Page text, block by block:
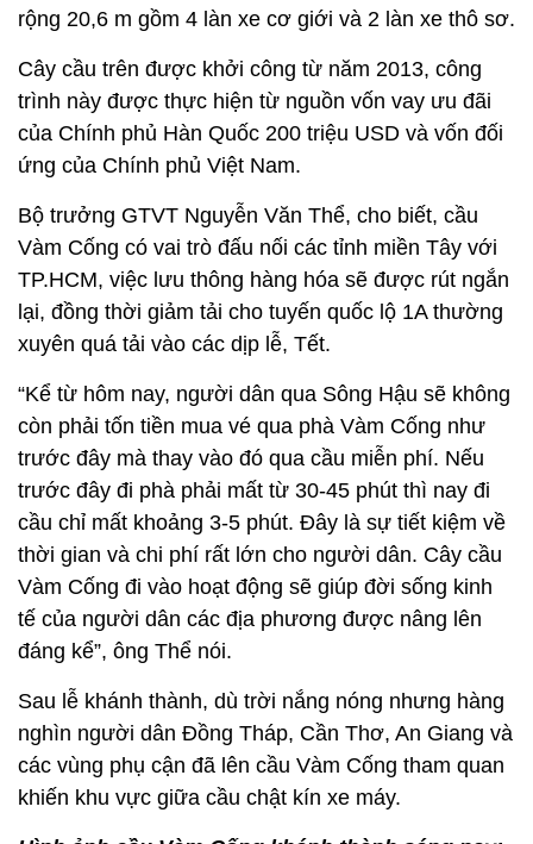
rộng 20,6 m gồm 4 làn xe cơ giới và 2 làn xe thô sơ.
Cây cầu trên được khởi công từ năm 2013, công
trình này được thực hiện từ nguồn vốn vay ưu đãi
của Chính phủ Hàn Quốc 200 triệu USD và vốn đối
ứng của Chính phủ Việt Nam.
Bộ trưởng GTVT Nguyễn Văn Thể, cho biết, cầu
Vàm Cống có vai trò đấu nối các tỉnh miền Tây với
TP.HCM, việc lưu thông hàng hóa sẽ được rút ngắn
lại, đồng thời giảm tải cho tuyến quốc lộ 1A thường
xuyên quá tải vào các dịp lễ, Tết.
“Kể từ hôm nay, người dân qua Sông Hậu sẽ không
còn phải tốn tiền mua vé qua phà Vàm Cống như
trước đây mà thay vào đó qua cầu miễn phí. Nếu
trước đây đi phà phải mất từ 30-45 phút thì nay đi
cầu chỉ mất khoảng 3-5 phút. Đây là sự tiết kiệm về
thời gian và chi phí rất lớn cho người dân. Cây cầu
Vàm Cống đi vào hoạt động sẽ giúp đời sống kinh
tế của người dân các địa phương được nâng lên
đáng kể”, ông Thể nói.
Sau lễ khánh thành, dù trời nắng nóng nhưng hàng
nghìn người dân Đồng Tháp, Cần Thơ, An Giang và
các vùng phụ cận đã lên cầu Vàm Cống tham quan
khiến khu vực giữa cầu chật kín xe máy.